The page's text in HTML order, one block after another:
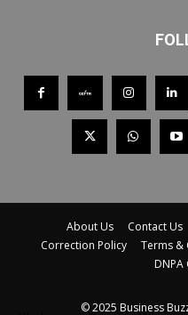
About Us Contact Us
Correction Policy
Terms &
DNPA
© 2025 Business